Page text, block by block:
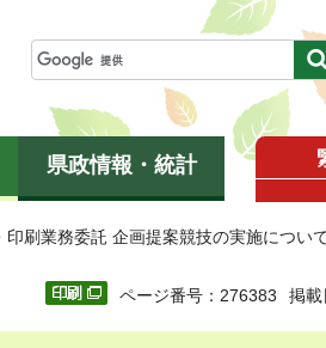
県政情報・統計
刷業務委託 企画提案競技の実施につい
ページ番号：276383 掲載